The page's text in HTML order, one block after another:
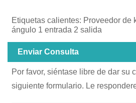
Etiquetas calientes: Proveedor de
ángulo 1 entrada 2 salida
Enviar Consulta
Por favor, siéntase libre de dar su
siguiente formulario. Le